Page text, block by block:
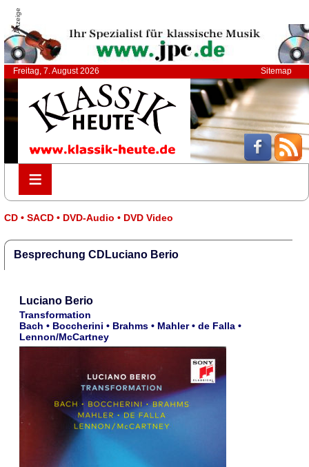
Anzeige
Freitag, 7. August 2026 Sitemap
≡
≡
CD • SACD • DVD-Audio • DVD Video
Besprechung CDLuciano Berio
Luciano Berio
Transformation
Bach • Boccherini • Brahms • Mahler • de Falla •
Lennon/McCartney